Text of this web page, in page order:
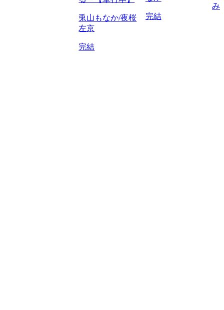
兎山もなか/夜桜
左京
完結
完結
み